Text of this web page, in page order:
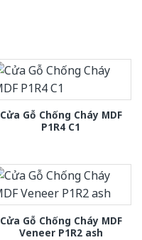
Cửa Gỗ Chống Cháy MDF
P1R4 C1
Cửa Gỗ Chống Cháy MDF
Veneer P1R2 ash